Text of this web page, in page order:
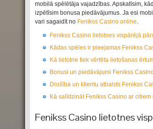
mobilā spēlētāja vajadzības. Apskatīsim,
izpētīsim bonusa piedāvājumus. Ja esi
vari sagaidīt no Fenikss Casino online.
Fenikss Casino lietotnes vispārējā
Kādas spēles ir pieejamas Fenikss
Kā lietotne tiek vērtēta lietošanas
Bonusi un piedāvājumi Fenikss
Drošība un klientu atbalsts Fenikss
Kā salīdzināt Fenikss Casino ar
Fenikss Casino lietotnes